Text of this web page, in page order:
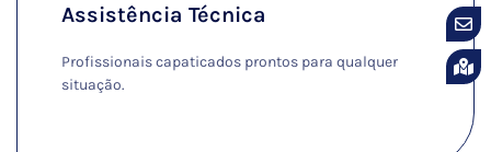
Assistência Técnica
Profissionais capaticados prontos para qualquer
situação.